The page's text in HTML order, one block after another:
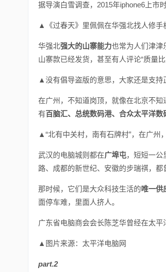
据导演白雪调查，2015年iphone6上市
▲《过春天》里佩佩在华强北找人修手
华强北强大的山寨能力也常为人们津津
山寨款已经发货，甚至有人评论“质量比
▲没有倡导盗版的意思，大家还是支持
在广州，不知道岗顶，就像在北京不知
有百脑汇、总统数码港、合众太平洋数
▲“北有中关村，南有石牌村”，在广州
武汉的电脑城则都在广埠屯，短短一公
路、成都的新世纪、安徽的步瑞祺，都
那时候，它们是大众科技生活的唯一供
面停车难，里面人挤人。
广东省电脑商会会长陈芝华曾经在太
▲图片来源：太平洋电脑网
part.2